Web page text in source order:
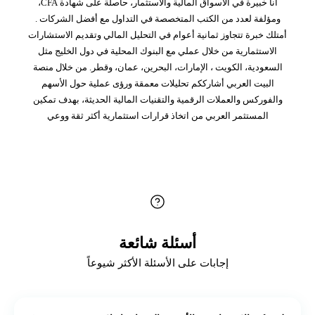
أنا خبيرة في الأسواق المالية والاستثمار، حاصلة على شهادة CFA،
ومؤلفة لعدد من الكتب المتخصصة في التداول مع أفضل الشركات .
أمتلك خبرة تتجاوز ثمانية أعوام في التحليل المالي وتقديم الاستشارات
الاستثمارية من خلال عملي مع البنوك المحلية في دول الخليج مثل
السعودية، الكويت ، الإمارات، البحرين، عمان، وقطر. من خلال منصة
البيت العربي أشارككم تحليلات معمقة ورؤى عملية حول الأسهم
والفوركس والعملات الرقمية والتقنيات المالية الحديثة، بهدف تمكين
المستثمر العربي من اتخاذ قرارات استثمارية أكثر ثقة ووعي
أسئلة شائعة
إجابات على الأسئلة الأكثر شيوعاً